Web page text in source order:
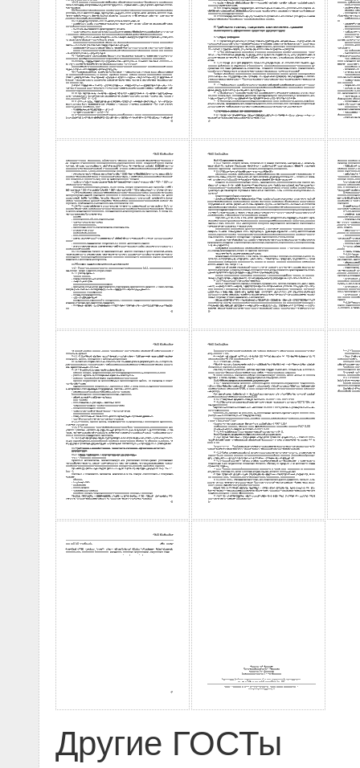
Другие ГОСТы